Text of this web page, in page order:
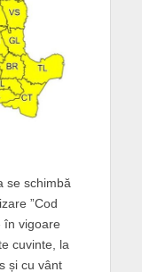
se schimbă
”Cod
în vigoare
cuvinte, la
și cu vânt